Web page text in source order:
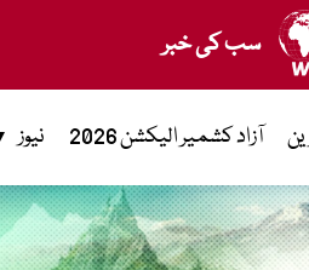
سب کی خبر
آزاد کشمیر الیکشن 2026 نیوز